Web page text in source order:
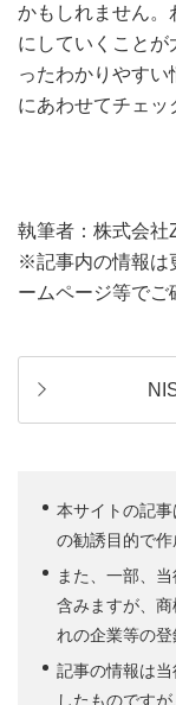
かもしれません。
にしていくことが
ったわかりやす
にあわせてチェッ
執筆者：株式会社
※記事内の情報は
ームページ等でご
本サイトの記
の勧誘目的で作
また、一部、
含みますが、
れの企業等の登
記事の情報は
したものです